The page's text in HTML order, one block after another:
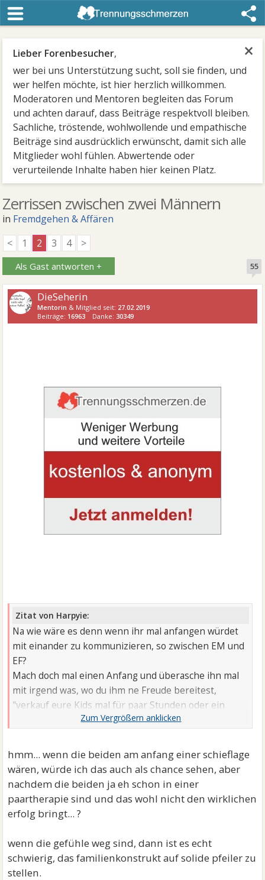
×
Lieber Forenbesucher,
wer bei uns Unterstützung sucht, soll sie finden, und
wer helfen möchte, ist hier herzlich willkommen.
Moderatoren und Mentoren begleiten das Forum
und achten darauf, dass Beiträge respektvoll bleiben.
Sachliche, tröstende, wohlwollende und empathische
Beiträge sind ausdrücklich erwünscht, damit sich alle
Mitglieder wohl fühlen. Abwertende oder
verurteilende Inhalte haben hier keinen Platz.
Zerrissen zwischen zwei Männern
in Fremdgehen & Affären
<
1 2 3 4 >
Als Gast antworten + 55
DieSeherin
Mentorin & Mitglied seit: 27.02.2019
Beiträge: 16963 Danke:30349
Zitat von Harpyie:
Na wie wäre es denn wenn ihr mal anfangen würdet
mit einander zu kommunizieren, so zwischen EM und
EF?
Mach doch mal einen Anfang und überasche ihn mal
mit irgend was, wo du ihm ne Freude bereitest,
"verkauf eure Kids mal für paar Stunden oder ein
WE...einfach nur mal Mann und Frau sein.....
hmm... wenn die beiden am anfang einer schieflage
wären, würde ich das auch als chance sehen, aber
nachdem die beiden ja eh schon in einer
paartherapie sind und das wohl nicht den wirklichen
erfolg bringt... ?
wenn die gefühle weg sind, dann ist es echt
schwierig, das familienkonstrukt auf solide pfeiler zu
stellen.